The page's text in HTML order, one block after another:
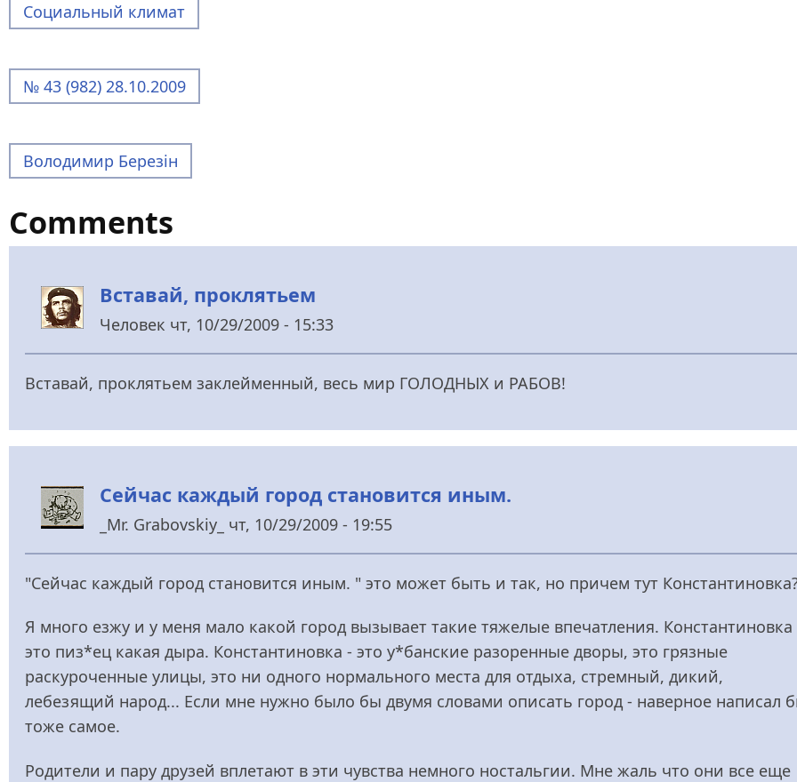
Социальный климат
№ 43 (982) 28.10.2009
Володимир Березін
Comments
Вставай, проклятьем
Человек чт, 10/29/2009 - 15:33
Вставай, проклятьем заклейменный, весь мир ГОЛОДНЫХ и РАБОВ!
Сейчас каждый город становится иным.
_Mr. Grabovskiy_ чт, 10/29/2009 - 19:55
"Сейчас каждый город становится иным. " это может быть и так, но причем тут
Я много езжу и у меня мало какой город вызывает такие тяжелые впечатления. Константиновка
это пиз*ец какая дыра. Константиновка - это у*банские разоренные дворы, это грязные
раскуроченные улицы, это ни одного нормального места для отдыха, стремный, дикий,
лебезящий народ... Если мне нужно было бы двумя словами описать город - наверное написал
тоже самое.
Родители и пару друзей вплетают в эти чувства немного ностальгии. Мне жаль что они все еще